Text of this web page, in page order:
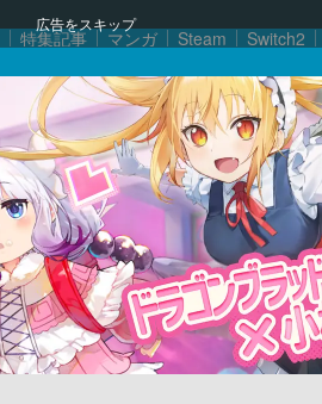
広告をスキップ
特集記事 マンガ Steam Switch2